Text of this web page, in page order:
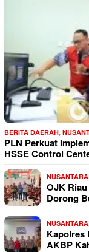
BERITA DAERAH,
PLN Perkuat
HSSE Control
NUSANTARA
OJK
Dorong
NUSANTARA
Kapolres
AKBP